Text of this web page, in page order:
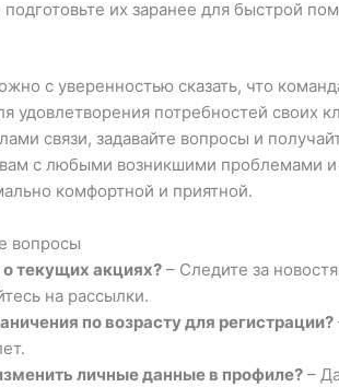
их заранее для быстрой
с уверенностью сказать, что
удовлетворения потребностей своих
связи, задавайте вопросы и
с любыми возникшими проблемами и
комфортной и приятной.
вопросы
о текущих акциях? – Следите за
на рассылки.
по возрасту для регистрации?
личные данные в профиле? –